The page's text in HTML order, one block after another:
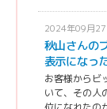
2024年09月27
秋山さんの
表示になっ
お客様からビ
いて、その人